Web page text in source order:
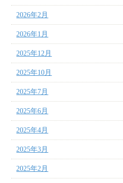
2026年2月
2026年1月
2025年12月
2025年10月
2025年7月
2025年6月
2025年4月
2025年3月
2025年2月